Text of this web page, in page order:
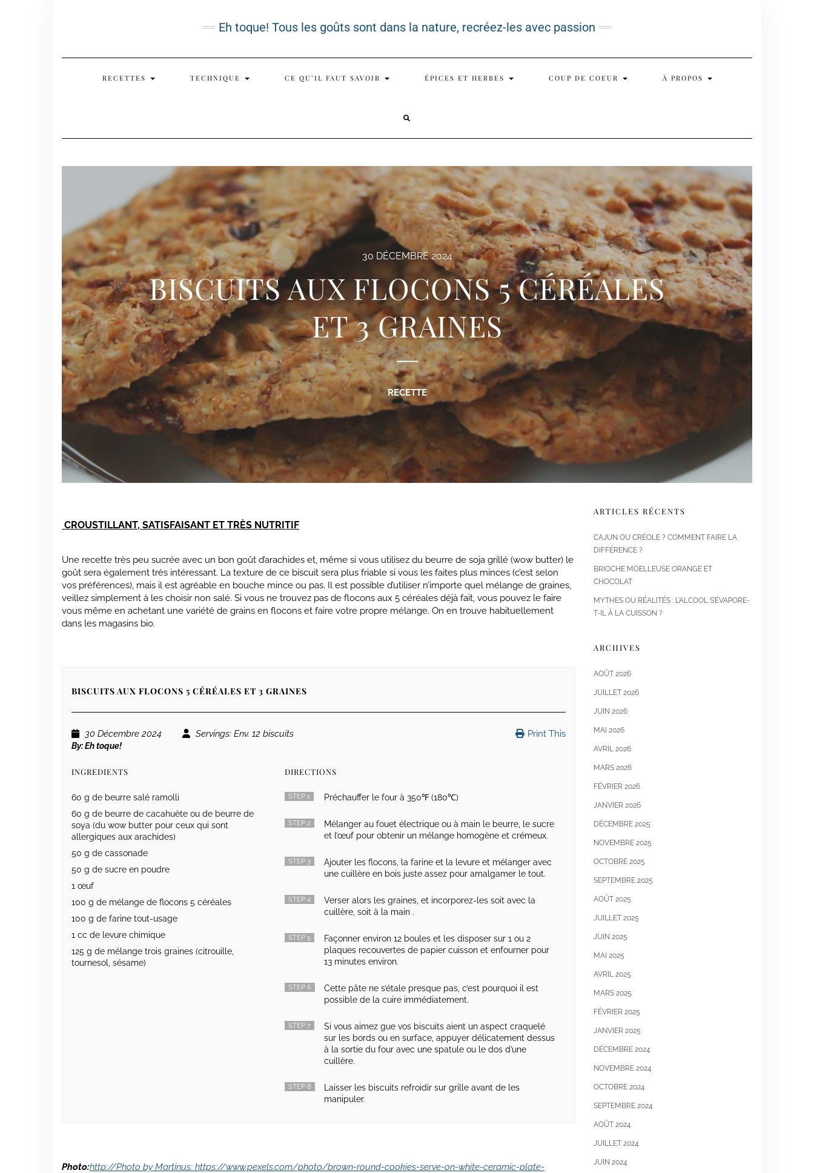
Eh toque! Tous les goûts sont dans la nature, recréez-les avec passion
RECETTES TECHNIQUE CE QU’IL FAUT SAVOIR ÉPICES ET HERBES COUP DE COEUR À PROPOS
30 DÉCEMBRE 2024
BISCUITS AUX FLOCONS 5 CÉRÉALES
ET 3 GRAINES
RECETTE
CROUSTILLANT, SATISFAISANT ET TRÈS NUTRITIF
Une recette très peu sucrée avec un bon goût d’arachides et, même si vous utilisez du beurre de soja grillé (wow butter) le
goût sera également très intéressant. La texture de ce biscuit sera plus friable si vous les faites plus minces (c’est selon
vos préférences), mais il est agréable en bouche mince ou pas. Il est possible d’utiliser n’importe quel mélange de graines,
veillez simplement à les choisir non salé. Si vous ne trouvez pas de flocons aux 5 céréales déjà fait, vous pouvez le faire
vous même en achetant une variété de grains en flocons et faire votre propre mélange. On en trouve habituellement
dans les magasins bio.
BISCUITS AUX FLOCONS 5 CÉRÉALES ET 3 GRAINES
30 Décembre 2024 Servings: Env. 12 biscuits Print This
By:Eh toque!
INGREDIENTS
60 g de beurre salé ramolli
60 g de beurre de cacahuète ou de beurre de
soya (du wow butter pour ceux qui sont
allergiques aux arachides)
50 g de cassonade
50 g de sucre en poudre
1 œuf
100 g de mélange de flocons 5 céréales
100 g de farine tout-usage
1 cc de levure chimique
125 g de mélange trois graines (citrouille,
tournesol, sésame)
DIRECTIONS
STEP 1 Préchauffer le four à 350℉ (180℃)
STEP 2
Mélanger au fouet électrique ou à main le beurre, le sucre
et l’œuf pour obtenir un mélange homogène et crémeux.
STEP 3
Ajouter les flocons, la farine et la levure et mélanger avec
une cuillère en bois juste assez pour amalgamer le tout.
STEP 4
Verser alors les graines, et incorporez-les soit avec la
cuillère, soit à la main .
STEP 5
Façonner environ 12 boules et les disposer sur 1 ou 2
plaques recouvertes de papier cuisson et enfourner pour
13 minutes environ.
STEP 6
Cette pâte ne s’étale presque pas, c’est pourquoi il est
possible de la cuire immédiatement.
STEP 7
Si vous aimez gue vos biscuits aient un aspect craquelé
sur les bords ou en surface, appuyer délicatement dessus
à la sortie du four avec une spatule ou le dos d’une
cuillère.
STEP 8
Laisser les biscuits refroidir sur grille avant de les
manipuler.
Photo:http://Photo by Martinus: https://www.pexels.com/photo/brown-round-cookies-serve-on-white-ceramic-plate-
ARTICLES RÉCENTS
CAJUN OU CRÉOLE ? COMMENT FAIRE LA
DIFFÉRENCE ?
BRIOCHE MOELLEUSE ORANGE ET
CHOCOLAT
MYTHES OU RÉALITÉS : L’ALCOOL S’ÉVAPORE-
T-IL À LA CUISSON ?
ARCHIVES
AOÛT 2026
JUILLET 2026
JUIN 2026
MAI 2026
AVRIL 2026
MARS 2026
FÉVRIER 2026
JANVIER 2026
DÉCEMBRE 2025
NOVEMBRE 2025
OCTOBRE 2025
SEPTEMBRE 2025
AOÛT 2025
JUILLET 2025
JUIN 2025
MAI 2025
AVRIL 2025
MARS 2025
FÉVRIER 2025
JANVIER 2025
DÉCEMBRE 2024
NOVEMBRE 2024
OCTOBRE 2024
SEPTEMBRE 2024
AOÛT 2024
JUILLET 2024
JUIN 2024